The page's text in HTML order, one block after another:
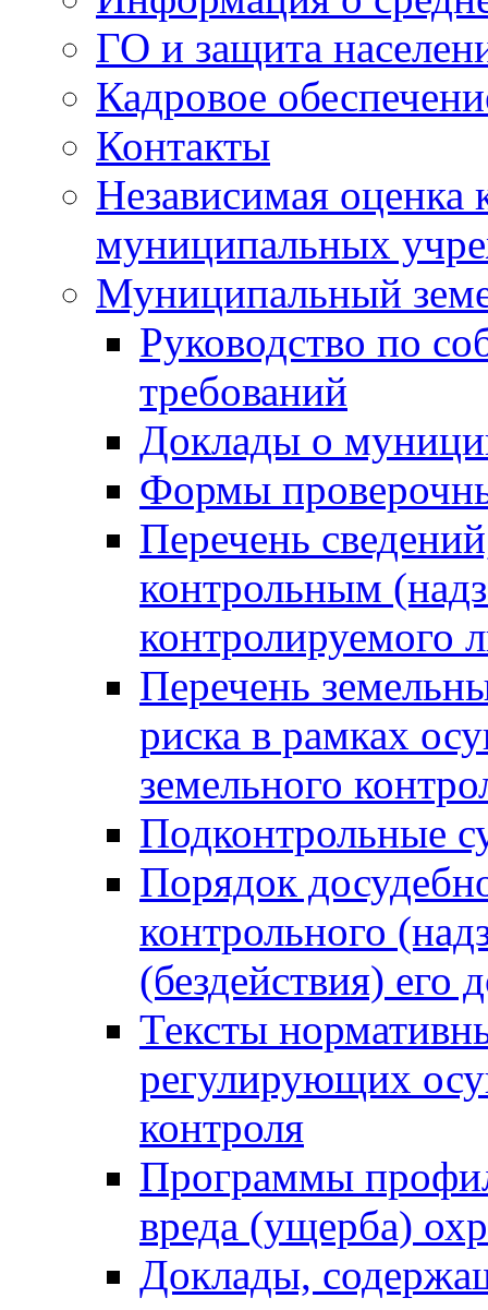
ГО и защита
Кадровое
Контакты
Независимая оценка
муниципальных
Муниципальный
Руководство по
требований
Доклады о
Формы
Перечень
контрольным
контролируемого
Перечень
риска в рамках
земельного
Подконтрольные
Порядок
контрольного
(бездействия)
Тексты
регулирующих
контроля
Программы
вреда (ущерба)
Доклады,